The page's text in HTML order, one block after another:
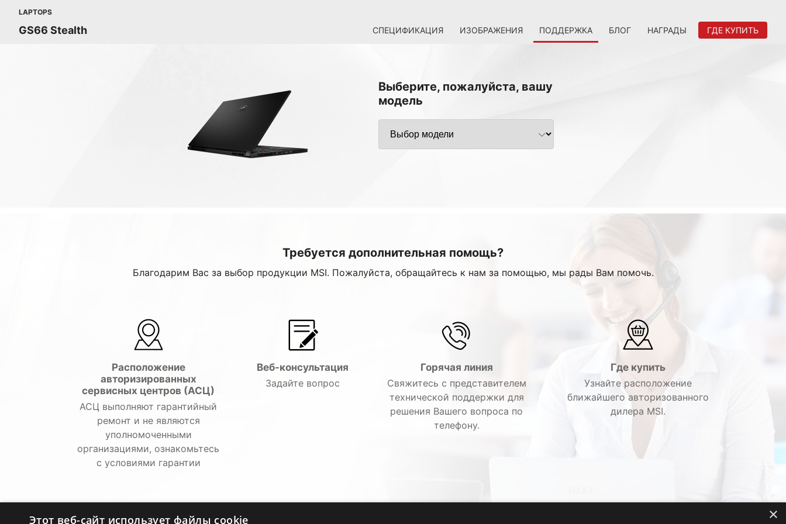
LAPTOPS
GS66 Stealth СПЕЦИФИКАЦИЯ ИЗОБРАЖЕНИЯ ПОДДЕРЖКА БЛОГ НАГРАДЫ ГДЕ КУПИТЬ
Выберите, пожалуйста, вашу
модель
Требуется дополнительная помощь?
Благодарим Вас за выбор продукции MSI. Пожалуйста, обращайтесь к нам за помощью, мы рады Вам помочь.
Расположение
авторизированных
сервисных центров (АСЦ)
АСЦ выполняют гарантийный
ремонт и не являются
уполномоченными
организациями, ознакомьтесь
с условиями гарантии
Веб-консультация
Задайте вопрос
Горячая линия
Свяжитесь с представителем
технической поддержки для
решения Вашего вопроса по
телефону.
Где купить
Узнайте расположение
ближайшего авторизованного
дилера MSI.
×
Этот веб-сайт использует файлы cookie